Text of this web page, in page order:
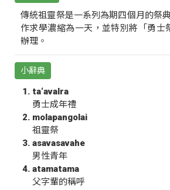
傳統祖靈祭是一系列為期四個月的祭
作求學濃縮為一天，並特別將「勇士
辦理。
小辭典
ta‘avalra
勇士成年禮
molapangolai
祖靈祭
asavasavahe
男性青年
atamatama
父字輩的稱呼